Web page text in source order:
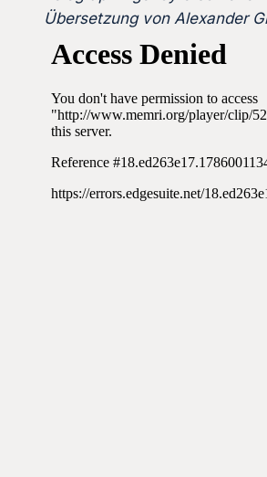
Übersetzung von Alexander